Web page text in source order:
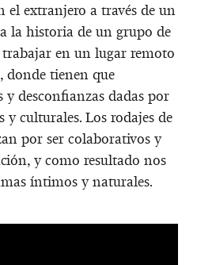
el extranjero a través de un
la historia de un grupo de
trabajar en un lugar remoto
donde tienen que
y desconfianzas dadas por
y culturales. Los rodajes de
por ser colaborativos y
y como resultado nos
íntimos y naturales.